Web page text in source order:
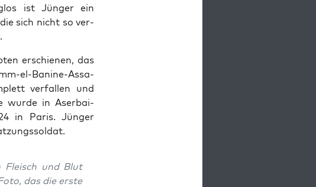
ist Jün­ger ein
sich nicht so ver­
erschie­nen, das
el-Bani­ne-Assa­
ver­fal­len und
wur­de in Aser­bai­
in Paris. Jün­ger
und Blut
das die ers­te